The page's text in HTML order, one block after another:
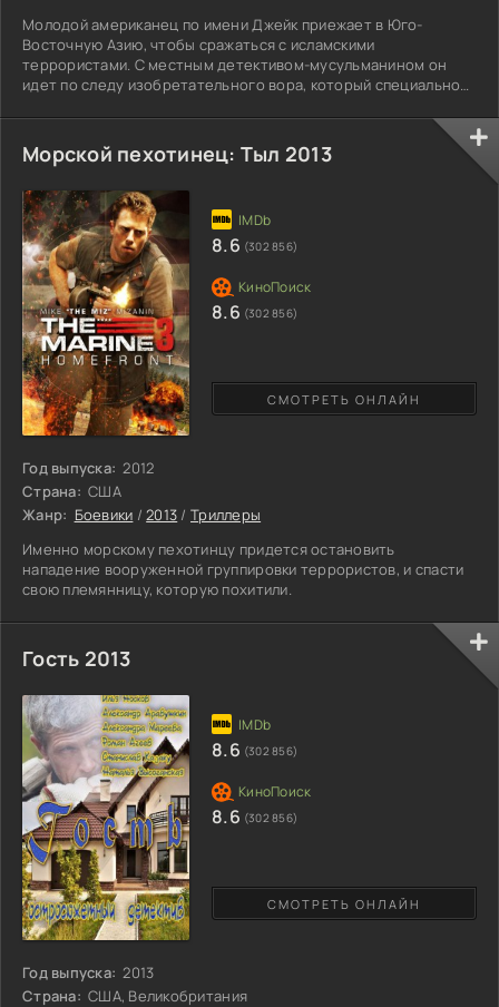
Молодой американец по имени Джейк приежает в Юго-
Восточную Азию, чтобы сражаться с исламскими
террористами. С местным детективом-мусульманином он
идет по следу изобретательного вора, который специально
кражу драгоценностей, или произведений искусства, в том
числе и маленьких мальчиков, и даже одной принцессы.
Морской пехотинец: Тыл 2013
Год выпуска: 2012
Страна: США
Жанр: Боевики /2013 /Триллеры
Именно морскому пехотинцу придется остановить
нападение вооруженной группировки террористов, и спасти
свою племянницу, которую похитили.
СМОТРЕТЬ ОНЛАЙН
8.6 (302 856)
8.6 (302 856)
Гость 2013
Год выпуска: 2013
Страна: США, Великобритания
СМОТРЕТЬ ОНЛАЙН
8.6 (302 856)
8.6 (302 856)